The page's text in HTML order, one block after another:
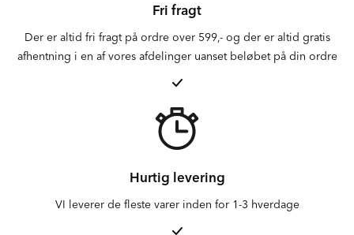
Fri fragt
Der er altid fri fragt på ordre over 599,- og der er altid gratis
afhentning i en af vores afdelinger uanset beløbet på din ordre
Hurtig levering
VI leverer de fleste varer inden for 1-3 hverdage